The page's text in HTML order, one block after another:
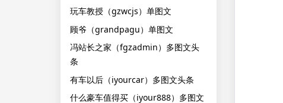
玩车教授（gzwcjs）单图文
顾爷（grandpagu）单图文
冯站长之家（fgzadmin）多图文头
条
有车以后（iyourcar）多图文头条
什么豪车值得买（iyour888）多图文